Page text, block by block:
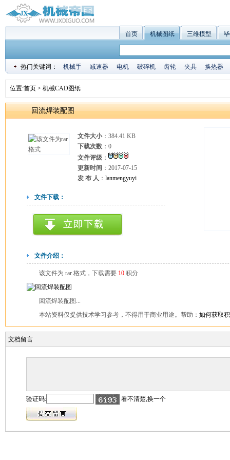
首页 机械图纸 三维模型
热门关键词： 机械手 减速器 电机 破碎机 齿轮 夹具 换热器
位置:首页 > 机械CAD图纸
回流焊装配图
文件大小：384.41 KB
下载次数 ： 0
文件评级 ：
更新时间 ：2017-07-15
发 布 人 ： lanmengyuyi
文件下载：
文件介绍：
该文件为 rar 格式，下载需要 10 积分
回流焊装配图...
本站资料仅提供技术学习参考，不得用于商业用途。帮助： 如何获取
文档留言
验证码: 看不清楚,换一个